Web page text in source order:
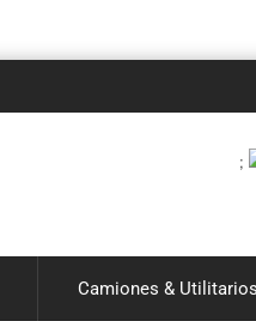
;
Camiones & Utilitarios